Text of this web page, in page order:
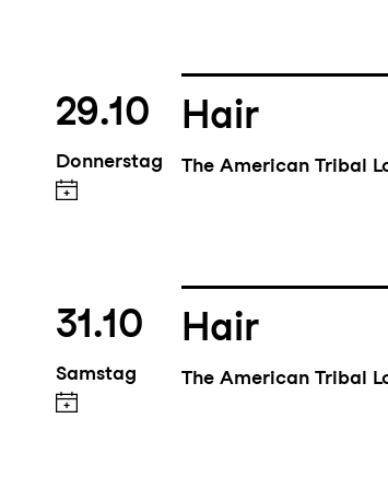
29.10
Donnerstag
Hair
The American Tribal
31.10
Samstag
Hair
The American Tribal